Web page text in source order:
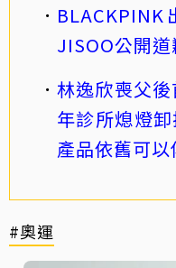
JISOO公開
林逸欣喪父
年診所熄燈
產品依舊可以
#奧運